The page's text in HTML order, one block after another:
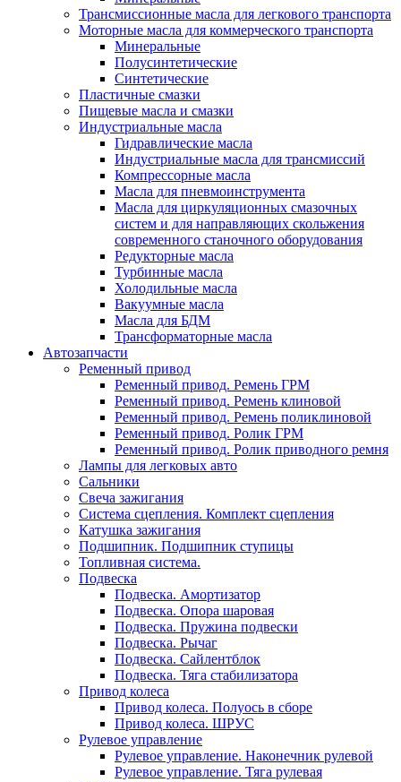
Трансмиссионные масла для легкового транспорта
Моторные масла для коммерческого транспорта
Минеральные
Полусинтетические
Синтетические
Пластичные смазки
Пищевые масла и смазки
Индустриальные масла
Гидравлические масла
Индустриальные масла для трансмиссий
Компрессорные масла
Масла для пневмоинструмента
Масла для циркуляционных смазочных
систем и для направляющих скольжения
современного станочного оборудования
Редукторные масла
Турбинные масла
Холодильные масла
Вакуумные масла
Масла для БДМ
Трансформаторные масла
Автозапчасти
Ременный привод
Ременный привод. Ремень ГРМ
Ременный привод. Ремень клиновой
Ременный привод. Ремень поликлиновой
Ременный привод. Ролик ГРМ
Ременный привод. Ролик приводного ремня
Лампы для легковых авто
Сальники
Свеча зажигания
Система сцепления. Комплект сцепления
Катушка зажигания
Подшипник. Подшипник ступицы
Топливная система.
Подвеска
Подвеска. Амортизатор
Подвеска. Опора шаровая
Подвеска. Пружина подвески
Подвеска. Рычаг
Подвеска. Сайлентблок
Подвеска. Тяга стабилизатора
Привод колеса
Привод колеса. Полуось в сборе
Привод колеса. ШРУС
Рулевое управление
Рулевое управление. Наконечник рулевой
Рулевое управление. Тяга рулевая